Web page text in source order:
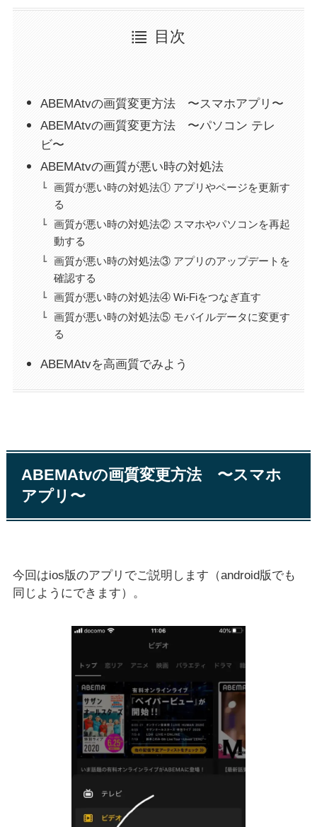
目次
ABEMAtvの画質変更方法 〜スマホアプリ〜
ABEMAtvの画質変更方法 〜パソコン テレ
ビ〜
ABEMAtvの画質が悪い時の対処法
画質が悪い時の対処法① アプリやページを更新す
る
画質が悪い時の対処法② スマホやパソコンを再起
動する
画質が悪い時の対処法③ アプリのアップデートを
確認する
画質が悪い時の対処法④ Wi-Fiをつなぎ直す
画質が悪い時の対処法⑤ モバイルデータに変更す
る
ABEMAtvを高画質でみよう
ABEMAtvの画質変更方法 〜スマホ
アプリ〜
今回はios版のアプリでご説明します（android版でも
同じようにできます）。